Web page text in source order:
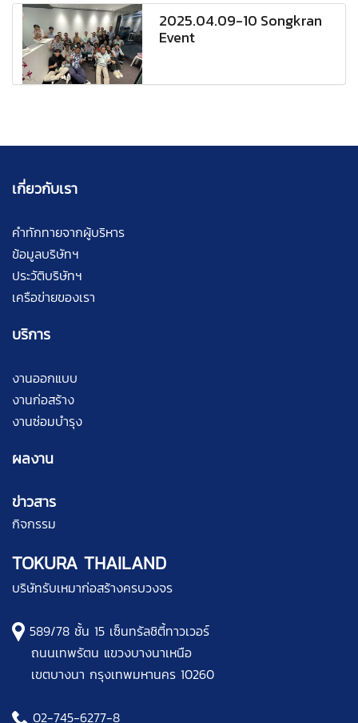
2025.04.09-10 Songkran
Event
เกี่ยวกับเรา
คำทักทายจากผู้บริหาร
ข้อมูลบริษัทฯ
ประวัติบริษัทฯ
เครือข่ายของเรา
บริการ
งานออกแบบ
งานก่อสร้าง
งานซ่อมบำรุง
ผลงาน
ข่าวสาร
กิจกรรม
TOKURA THAILAND
บริษัทรับเหมาก่อสร้างครบวงจร
589/78 ชั้น 15 เซ็นทรัลชิตี้ทาวเวอร์
ถนนเทพรัตน แขวงบางนาเหนือ
เขตบางนา กรุงเทพมหานคร 10260
02-745-6277-8